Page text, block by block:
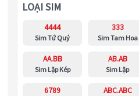
LOẠI SIM
4444
Sim Tứ Quý
333
Sim Tam Hoa
AA.BB
Sim Lặp Kép
AB.AB
Sim Lặp
6789 ABC.ABC